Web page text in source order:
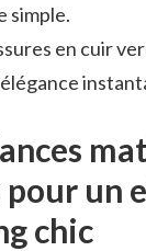
simple.
en cuir
un
chic